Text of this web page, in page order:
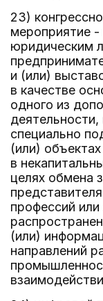
23)
мероприятие
юридическим
и (или)
в качестве
одного из
специально
(или)
в
целях обмена
профессий
(или)
направлений